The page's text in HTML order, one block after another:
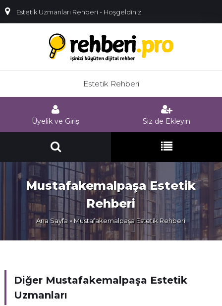
Estetik Uzmanları Rehberi - Hoşgeldiniz
Estetik Rehberi
Üyelik ve Giriş Siz de Ekleyin
Mustafakemalpaşa Estetik
Rehberi
Ana Sayfa» Mustafakemalpaşa Estetik Rehberi
Diğer Mustafakemalpaşa Estetik
Uzmanları